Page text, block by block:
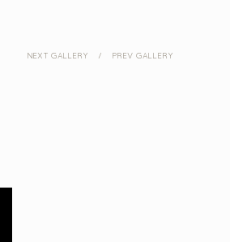
NEXT GALLERY / PREV GALLERY